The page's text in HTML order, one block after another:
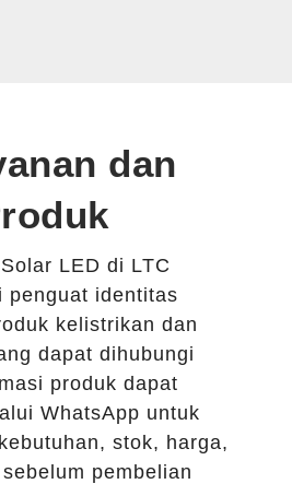
dan
LED di LTC
penguat identitas
kelistrikan dan
dapat dihubungi
produk dapat
WhatsApp untuk
stok, harga,
pembelian